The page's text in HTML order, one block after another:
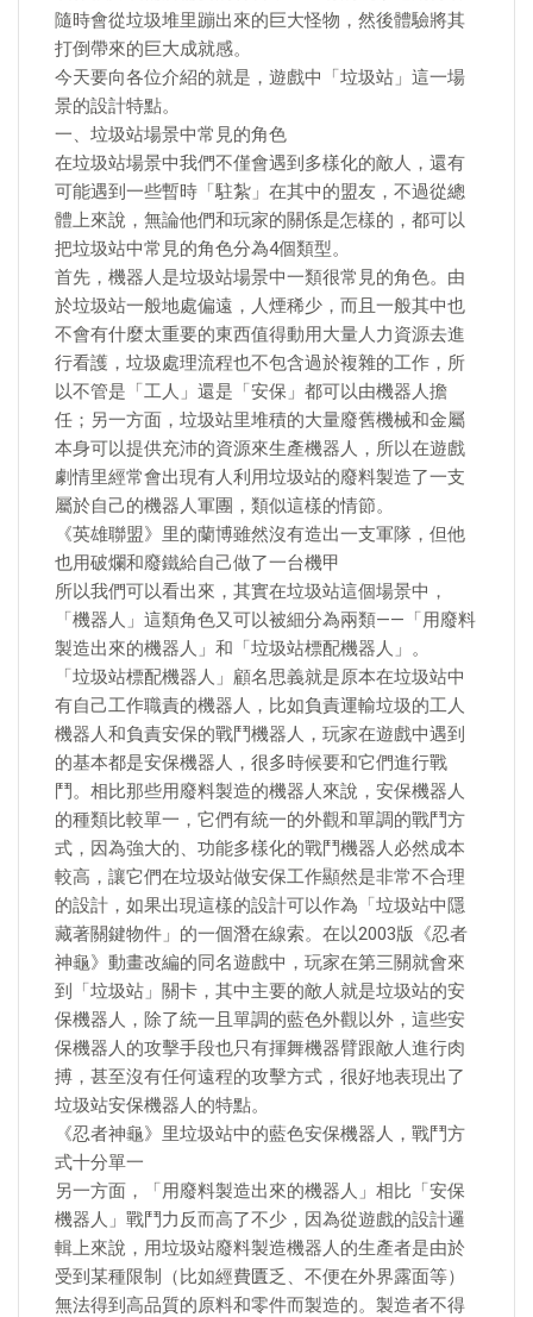
隨時會從垃圾堆里蹦出來的巨大怪物，然後體驗將其
打倒帶來的巨大成就感。
今天要向各位介紹的就是，遊戲中「垃圾站」這一場
景的設計特點。
一、垃圾站場景中常見的角色
在垃圾站場景中我們不僅會遇到多樣化的敵人，還有
可能遇到一些暫時「駐紮」在其中的盟友，不過從總
體上來說，無論他們和玩家的關係是怎樣的，都可以
把垃圾站中常見的角色分為4個類型。
首先，機器人是垃圾站場景中一類很常見的角色。由
於垃圾站一般地處偏遠，人煙稀少，而且一般其中也
不會有什麼太重要的東西值得動用大量人力資源去進
行看護，垃圾處理流程也不包含過於複雜的工作，所
以不管是「工人」還是「安保」都可以由機器人擔
任；另一方面，垃圾站里堆積的大量廢舊機械和金屬
本身可以提供充沛的資源來生產機器人，所以在遊戲
劇情里經常會出現有人利用垃圾站的廢料製造了一支
屬於自己的機器人軍團，類似這樣的情節。
《英雄聯盟》里的蘭博雖然沒有造出一支軍隊，但他
也用破爛和廢鐵給自己做了一台機甲
所以我們可以看出來，其實在垃圾站這個場景中，
「機器人」這類角色又可以被細分為兩類——「用廢料
製造出來的機器人」和「垃圾站標配機器人」。
「垃圾站標配機器人」顧名思義就是原本在垃圾站中
有自己工作職責的機器人，比如負責運輸垃圾的工人
機器人和負責安保的戰鬥機器人，玩家在遊戲中遇到
的基本都是安保機器人，很多時候要和它們進行戰
鬥。相比那些用廢料製造的機器人來說，安保機器人
的種類比較單一，它們有統一的外觀和單調的戰鬥方
式，因為強大的、功能多樣化的戰鬥機器人必然成本
較高，讓它們在垃圾站做安保工作顯然是非常不合理
的設計，如果出現這樣的設計可以作為「垃圾站中隱
藏著關鍵物件」的一個潛在線索。在以2003版《忍者
神龜》動畫改編的同名遊戲中，玩家在第三關就會來
到「垃圾站」關卡，其中主要的敵人就是垃圾站的安
保機器人，除了統一且單調的藍色外觀以外，這些安
保機器人的攻擊手段也只有揮舞機器臂跟敵人進行肉
搏，甚至沒有任何遠程的攻擊方式，很好地表現出了
垃圾站安保機器人的特點。
《忍者神龜》里垃圾站中的藍色安保機器人，戰鬥方
式十分單一
另一方面，「用廢料製造出來的機器人」相比「安保
機器人」戰鬥力反而高了不少，因為從遊戲的設計邏
輯上來說，用垃圾站廢料製造機器人的生產者是由於
受到某種限制（比如經費匱乏、不便在外界露面等）
無法得到高品質的原料和零件而製造的。製造者不得